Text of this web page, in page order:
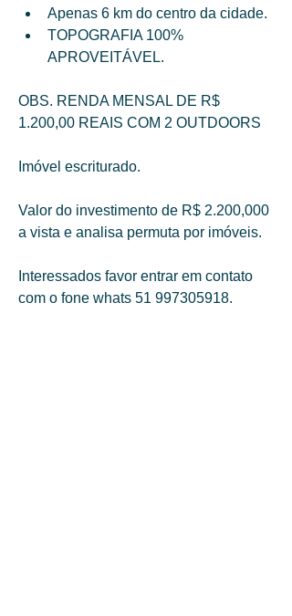
Apenas 6 km do centro da cidade.
TOPOGRAFIA 100%
APROVEITÁVEL.
OBS. RENDA MENSAL DE R$
1.200,00 REAIS COM 2 OUTDOORS
Imóvel escriturado.
Valor do investimento de R$ 2.200,000
a vista e analisa permuta por imóveis.
Interessados favor entrar em contato
com o fone whats 51 997305918.